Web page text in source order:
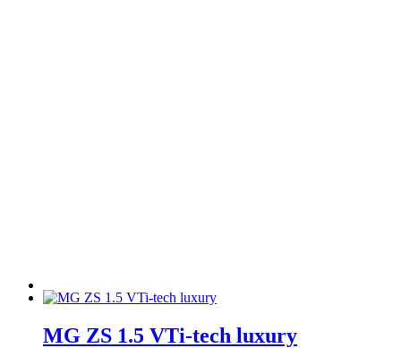
MG ZS 1.5 VTi-tech luxury